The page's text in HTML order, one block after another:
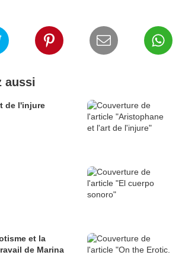
aussi
de l'injure
et la
de Marina